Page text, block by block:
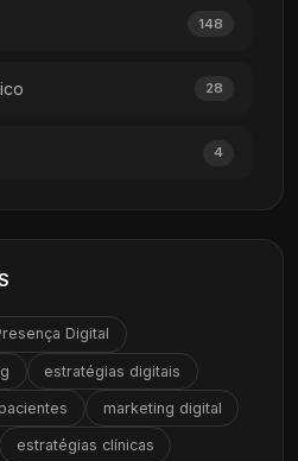
148
28
4
Digital
estratégias digitais
marketing digital
estratégias clínicas